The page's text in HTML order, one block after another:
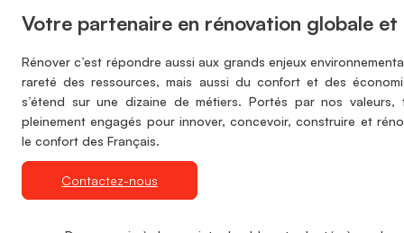
Votre partenaire en rénovation globale
Rénover c’est répondre aussi aux grands enjeux
rareté des ressources, mais aussi du confort et des
s’étend sur une dizaine de métiers. Portés par nos
pleinement engagés pour innover, concevoir, construire et
le confort des Français.
Contactez-nous